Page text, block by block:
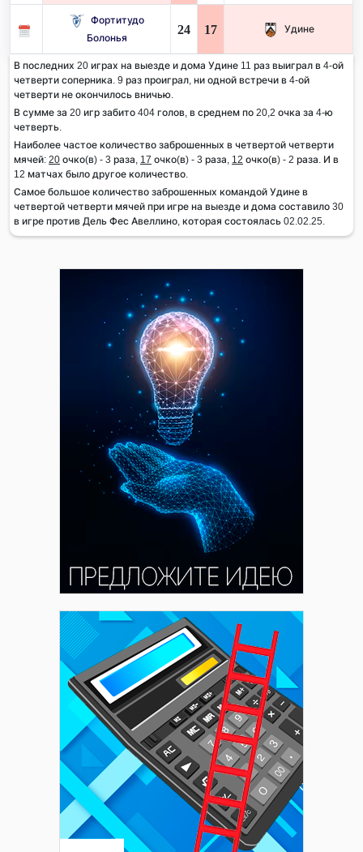
Фортитудо
Болонья
24 17 Удине
В последних 20 играх на выезде и дома Удине 11 раз выиграл в 4-ой
четверти соперника. 9 раз проиграл, ни одной встречи в 4-ой
четверти не окончилось вничью.
В сумме за 20 игр забито 404 голов, в среднем по 20,2 очка за 4-ю
четверть.
Наиболее частое количество заброшенных в четвертой четверти
мячей: 20 очко(в) - 3 раза, 17 очко(в) - 3 раза, 12 очко(в) - 2 раза. И в
12 матчах было другое количество.
Самое большое количество заброшенных командой Удине в
четвертой четверти мячей при игре на выезде и дома составило 30
в игре против Дель Фес Авеллино, которая состоялась 02.02.25.